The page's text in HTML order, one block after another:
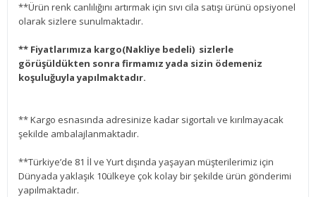
**Ürün renk canlılığını artırmak için sıvı cila satışı ürünü opsiyonel
olarak sizlere sunulmaktadır.
** Fiyatlarımıza kargo(Nakliye bedeli) sizlerle
görüşüldükten sonra firmamız yada sizin ödemeniz
koşuluğuyla yapılmaktadır.
** Kargo esnasında adresinize kadar sigortalı ve kırılmayacak
şekilde ambalajlanmaktadır.
**Türkiye’de 81 İl ve Yurt dışında yaşayan müşterilerimiz için
Dünyada yaklaşık 10ülkeye çok kolay bir şekilde ürün gönderimi
yapılmaktadır.